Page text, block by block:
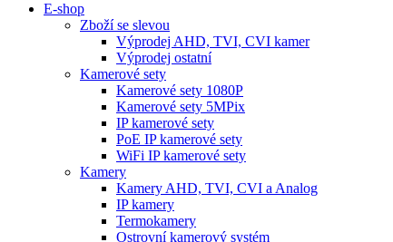
E-shop
Zboží se slevou
Výprodej AHD, TVI, CVI kamer
Výprodej ostatní
Kamerové sety
Kamerové sety 1080P
Kamerové sety 5MPix
IP kamerové sety
PoE IP kamerové sety
WiFi IP kamerové sety
Kamery
Kamery AHD, TVI, CVI a Analog
IP kamery
Termokamery
Ostrovní kamerový systém